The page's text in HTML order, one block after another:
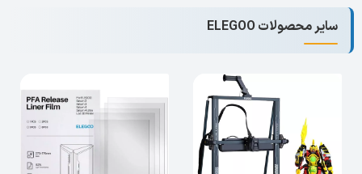
سایر محصولات ELEGOO